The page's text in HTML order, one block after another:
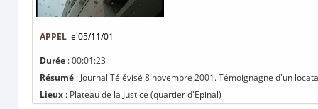
APPEL le 05/11/01
Durée : 00:01:23
Résumé : Journal Télévisé 8 novembre 2001. Témoignagne d'un
Lieux : Plateau de la Justice (quartier d'Epinal)